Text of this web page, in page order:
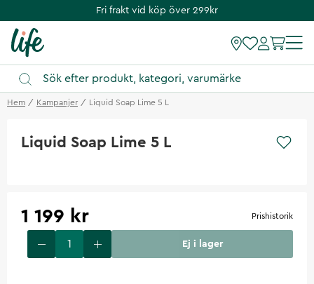
Fri frakt vid köp över 299kr
Hem Kampanjer Liquid Soap Lime 5 L
Liquid Soap Lime 5 L
1 199 kr Prishistorik
Ej i lager